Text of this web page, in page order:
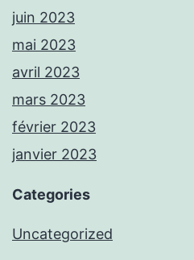
juin 2023
mai 2023
avril 2023
mars 2023
février 2023
janvier 2023
Categories
Uncategorized